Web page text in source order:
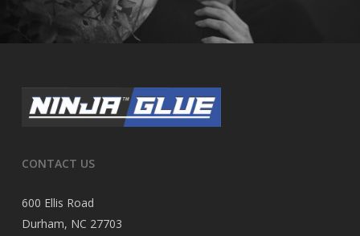
CONTACT US
600 Ellis Road
Durham, NC 27703